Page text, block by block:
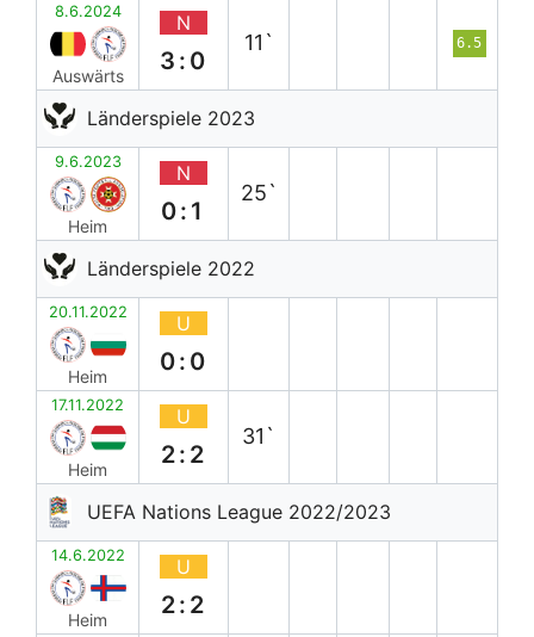
8.6.2024
Auswärts
N
3:0
11` 6.5
Länderspiele 2023
9.6.2023
Heim
N
0:1
25`
Länderspiele 2022
20.11.2022
Heim
U
0:0
17.11.2022
Heim
U
2:2
31`
UEFA Nations League 2022/2023
14.6.2022
Heim
U
2:2